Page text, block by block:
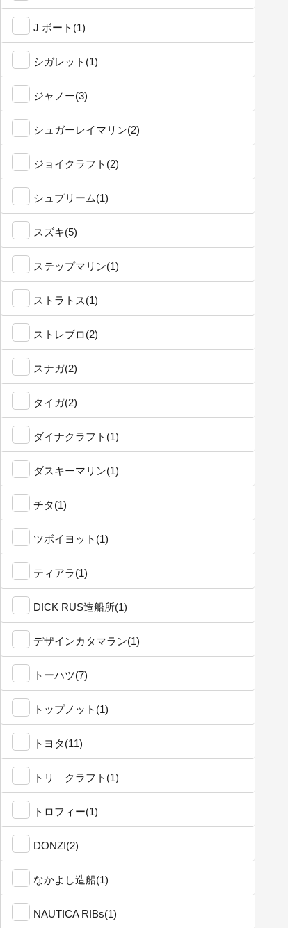
J ボート(1)
シガレット(1)
ジャノー(3)
シュガーレイマリン(2)
ジョイクラフト(2)
シュプリーム(1)
スズキ(5)
ステップマリン(1)
ストラトス(1)
ストレブロ(2)
スナガ(2)
タイガ(2)
ダイナクラフト(1)
ダスキーマリン(1)
チタ(1)
ツボイヨット(1)
ティアラ(1)
DICK RUS造船所(1)
デザインカタマラン(1)
トーハツ(7)
トップノット(1)
トヨタ(11)
トリ―クラフト(1)
トロフィー(1)
DONZI(2)
なかよし造船(1)
NAUTICA RIBs(1)